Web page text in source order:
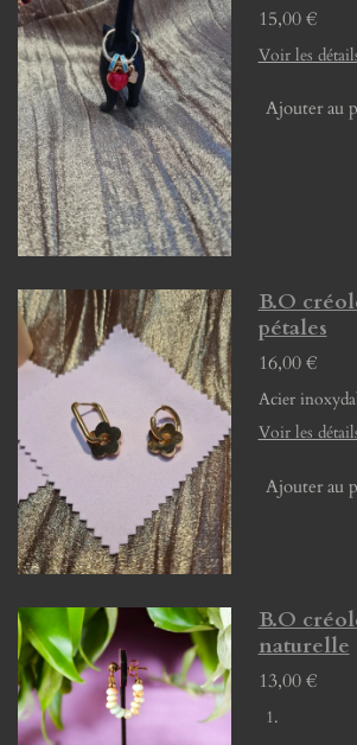
15,00 €
Voir les
Ajouter au
B.O
pétales
16,00 €
Acier
Voir les
Ajouter au
B.O
naturelle
13,00 €